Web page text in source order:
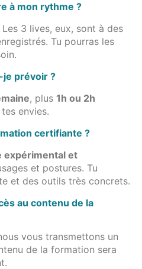
à mon rythme ?
3 lives, eux, sont à des
Tu pourras les
je prévoir ?
, plus 1h ou 2h
envies.
certifiante ?
expérimental et
et postures. Tu
et des outils très concrets.
au contenu de la
vous transmettons un
de la formation sera